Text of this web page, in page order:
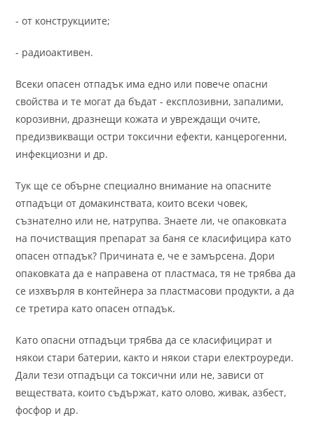
- от конструкциите;
- радиоактивен.
Всеки опасен отпадък има едно или повече опасни
свойства и те могат да бъдат - експлозивни, запалими,
корозивни, дразнещи кожата и увреждащи очите,
предизвикващи остри токсични ефекти, канцерогенни,
инфекциозни и др.
Тук ще се обърне специално внимание на опасните
отпадъци от домакинствата, които всеки човек,
съзнателно или не, натрупва. Знаете ли, че опаковката
на почистващия препарат за баня се класифицира като
опасен отпадък? Причината е, че е замърсена. Дори
опаковката да е направена от пластмаса, тя не трябва да
се изхвърля в контейнера за пластмасови продукти, а да
се третира като опасен отпадък.
Като опасни отпадъци трябва да се класифицират и
някои стари батерии, както и някои стари електроуреди.
Дали тези отпадъци са токсични или не, зависи от
веществата, които съдържат, като олово, живак, азбест,
фосфор и др.